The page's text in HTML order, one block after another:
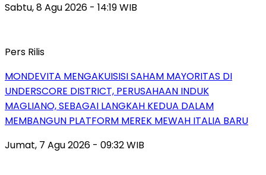
Sabtu, 8 Agu 2026 - 14:19 WIB
Pers Rilis
MONDEVITA MENGAKUISISI SAHAM MAYORITAS DI
UNDERSCORE DISTRICT, PERUSAHAAN INDUK
MAGLIANO, SEBAGAI LANGKAH KEDUA DALAM
MEMBANGUN PLATFORM MEREK MEWAH ITALIA BARU
Jumat, 7 Agu 2026 - 09:32 WIB